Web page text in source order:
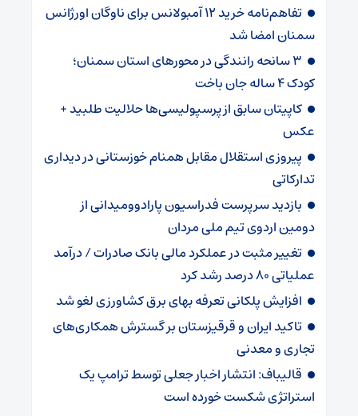
تفاهم‌نامه خرید ۱۲ آمبولانس برای ناوگان اورژانس
سمنان امضا شد
۳ سانحه رانندگی در محورهای استان سمنان؛
کودک ۴ ساله جان باخت
کاپیتان سابق از پرسپولیسی‌ها حلالیت طلبید +
عکس
پیروزی استقلال مقابل همنام خوزستانی در دیداری
تدارکاتی
بازدید سرپرست فدراسیون پارادوومیدانی از
دومین اردوی تیم ملی مردان
تغییر مثبت در عملکرد مالی بانک صادرات / درآمد
عملیاتی ۸۰ درصد رشد کرد
افزایش پلکانی تعرفه بهای برق کشاورزی لغو شد
تاکید ایران و قرقیزستان بر گسترش همکاری‌های
تجاری و معدنی
قالیباف: انتشار اخبار جعلی توسط ترامپ یک
استراتژی شکست خورده است